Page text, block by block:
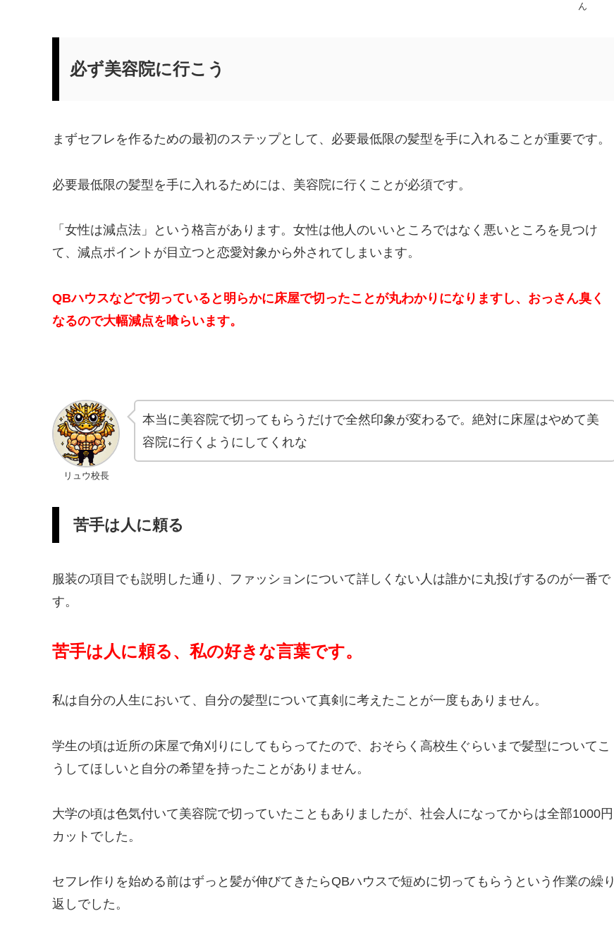
ん
必ず美容院に行こう
まずセフレを作るための最初のステップとして、必要最低限の髪型を手に入れることが重要です。
必要最低限の髪型を手に入れるためには、美容院に行くことが必須です。
「女性は減点法」という格言があります。女性は他人のいいところではなく悪いところを見つけ
て、減点ポイントが目立つと恋愛対象から外されてしまいます。
QBハウスなどで切っていると明らかに床屋で切ったことが丸わかりになりますし、おっさん臭く
なるので大幅減点を喰らいます。
リュウ校長
本当に美容院で切ってもらうだけで全然印象が変わるで。絶対に床屋はやめて美
容院に行くようにしてくれな
苦手は人に頼る
服装の項目でも説明した通り、ファッションについて詳しくない人は誰かに丸投げするのが一番で
す。
苦手は人に頼る、私の好きな言葉です。
私は自分の人生において、自分の髪型について真剣に考えたことが一度もありません。
学生の頃は近所の床屋で角刈りにしてもらってたので、おそらく高校生ぐらいまで髪型についてこ
うしてほしいと自分の希望を持ったことがありません。
大学の頃は色気付いて美容院で切っていたこともありましたが、社会人になってからは全部1000円
カットでした。
セフレ作りを始める前はずっと髪が伸びてきたらQBハウスで短めに切ってもらうという作業の繰り
返しでした。